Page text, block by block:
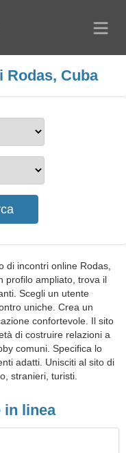
Cuba
di incontri online Rodas,
profilo ampliato, trova il
Scegli un utente
uniche. Crea un
confortevole. Il sito
di costruire relazioni a
comuni. Specifica lo
adatti. Unisciti al sito di
stranieri, turisti.
in linea